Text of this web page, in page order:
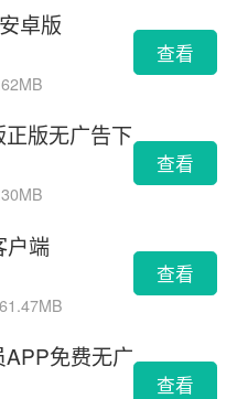
卓版
查看
版无广告下
查看
户端
查看
免费无广
查看